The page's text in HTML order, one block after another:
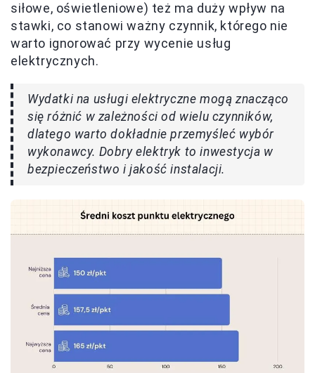
siłowe, oświetleniowe) też ma duży wpływ na
stawki, co stanowi ważny czynnik, którego nie
warto ignorować przy wycenie usług
elektrycznych.
Wydatki na usługi elektryczne mogą znacząco
się różnić w zależności od wielu czynników,
dlatego warto dokładnie przemyśleć wybór
wykonawcy. Dobry elektryk to inwestycja w
bezpieczeństwo i jakość instalacji.